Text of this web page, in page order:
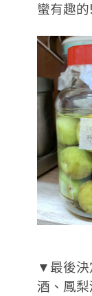
蠻有趣的!
▼最後決
酒、鳳